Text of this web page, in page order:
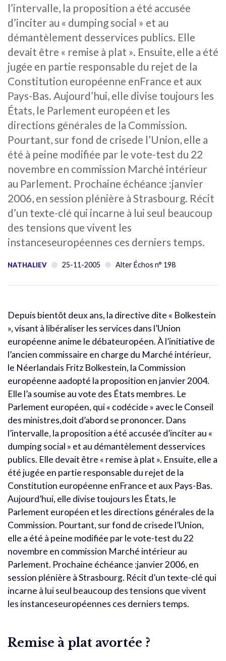
l’intervalle, la proposition a été accusée
d’inciter au « dumping social » et au
démantèlement desservices publics. Elle
devait être « remise à plat ». Ensuite, elle a été
jugée en partie responsable du rejet de la
Constitution européenne enFrance et aux
Pays-Bas. Aujourd’hui, elle divise toujours les
États, le Parlement européen et les
directions générales de la Commission.
Pourtant, sur fond de crisede l’Union, elle a
été à peine modifiée par le vote-test du 22
novembre en commission Marché intérieur
au Parlement. Prochaine échéance :janvier
2006, en session plénière à Strasbourg. Récit
d’un texte-clé qui incarne à lui seul beaucoup
des tensions que vivent les
instanceseuropéennes ces derniers temps.
NATHALIEV 25-11-2005 Alter Échos n° 198
Depuis bientôt deux ans, la directive dite « Bolkestein
», visant à libéraliser les services dans l’Union
européenne anime le débateuropéen. À l’initiative de
l’ancien commissaire en charge du Marché intérieur,
le Néerlandais Fritz Bolkestein, la Commission
européenne aadopté la proposition en janvier 2004.
Elle l’a soumise au vote des États membres. Le
Parlement européen, qui « codécide » avec le Conseil
des ministres,doit d’abord se prononcer. Dans
l’intervalle, la proposition a été accusée d’inciter au «
dumping social » et au démantèlement desservices
publics. Elle devait être « remise à plat ». Ensuite, elle a
été jugée en partie responsable du rejet de la
Constitution européenne enFrance et aux Pays-Bas.
Aujourd’hui, elle divise toujours les États, le
Parlement européen et les directions générales de la
Commission. Pourtant, sur fond de crisede l’Union,
elle a été à peine modifiée par le vote-test du 22
novembre en commission Marché intérieur au
Parlement. Prochaine échéance :janvier 2006, en
session plénière à Strasbourg. Récit d’un texte-clé qui
incarne à lui seul beaucoup des tensions que vivent
les instanceseuropéennes ces derniers temps.
Remise à plat avortée ?